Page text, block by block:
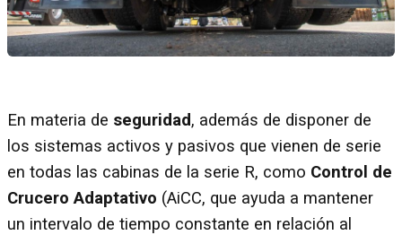
En materia de seguridad, además de disponer de
los sistemas activos y pasivos que vienen de serie
en todas las cabinas de la serie R, como Control de
Crucero Adaptativo (AiCC, que ayuda a mantener
un intervalo de tiempo constante en relación al